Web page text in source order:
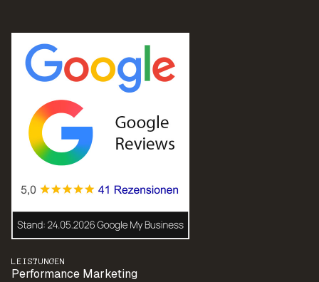
LEISTUNGEN
Performance Marketing